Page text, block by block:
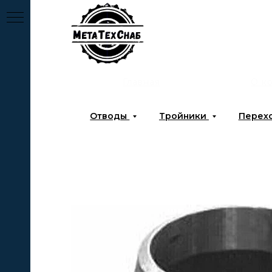
Отводы Тройники